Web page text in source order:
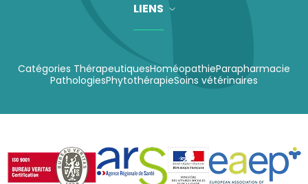
LIENS
Catégories ThérapeutiquesHoméopathieParapharmacie
PathologiesPhytothérapieSoins vétérinaires